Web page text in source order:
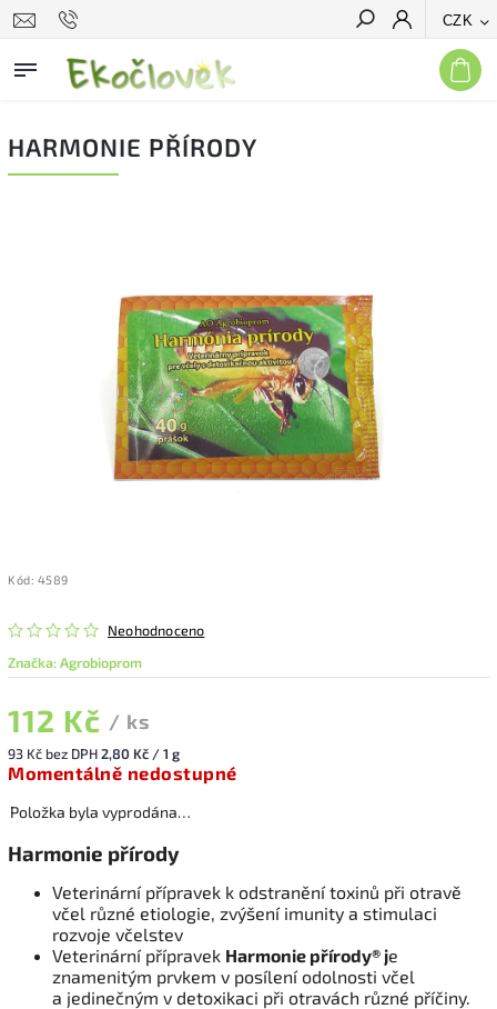
CZK
Hledat
HARMONIE PŘÍRODY
Kód: 4589
Neohodnoceno
Značka:Agrobioprom
112 Kč / ks
93 Kč bez DPH2,80 Kč / 1 g
Momentálně nedostupné
Položka byla vyprodána…
Harmonie přírody
Veterinární přípravek k odstranění toxinů při otravě
včel různé etiologie, zvýšení imunity a stimulaci
rozvoje včelstev
Veterinární přípravek Harmonie přírody® je
znamenitým prvkem v posílení odolnosti včel
a jedinečným v detoxikaci při otravách různé příčiny.